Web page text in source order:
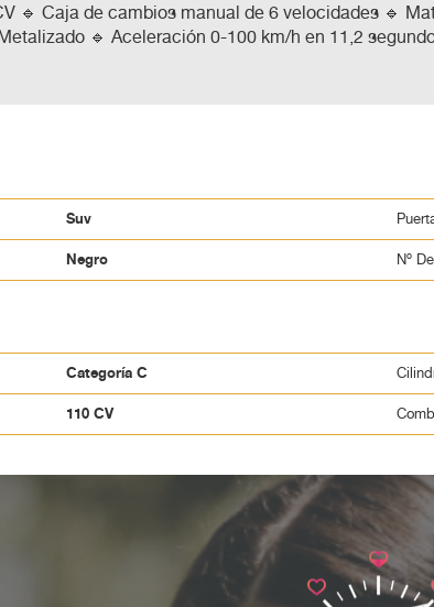
🔹 Caja de cambios manual de 6 velocidades 🔹
🔹 Aceleración 0-100 km/h en 11,2
financiado: 20.900 €
videollamada
Suv
Negro Nº
Categoría C
110 CV